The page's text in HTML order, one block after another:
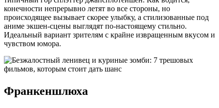
конечности непрерывно летят во все стороны, но
происходящее вызывает скорее улыбку, а стилизованные под
аниме экшен-сцены выглядят по-настоящему стильно.
Идеальный вариант зрителям с крайне извращенным вкусом и
чувством юмора.
Франкеншлюха